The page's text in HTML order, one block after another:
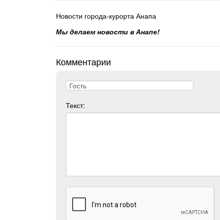
Новости города-курорта Анапа
Мы делаем новости в Анапе!
Комментарии
Текст: